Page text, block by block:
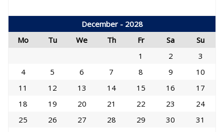
December - 2028
Mo
Tu We Th Fr Sa
Su
1
2
3
4
5 6 7 8 9
10
11
12 13 14 15 16
17
18
19 20 21 22 23
24
25
26 27 28 29 30 31